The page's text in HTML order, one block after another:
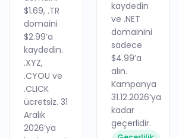
$1.69, .TR
domaini
$2.99’a
kaydedin.
.XYZ,
.CYOU ve
.CLICK
ücretsiz. 31
Aralık
2026’ya
kaydedin
ve .NET
domainini
sadece
$4.99’a
alın.
Kampanya
31.12.2026’ya
kadar
geçerlidir.